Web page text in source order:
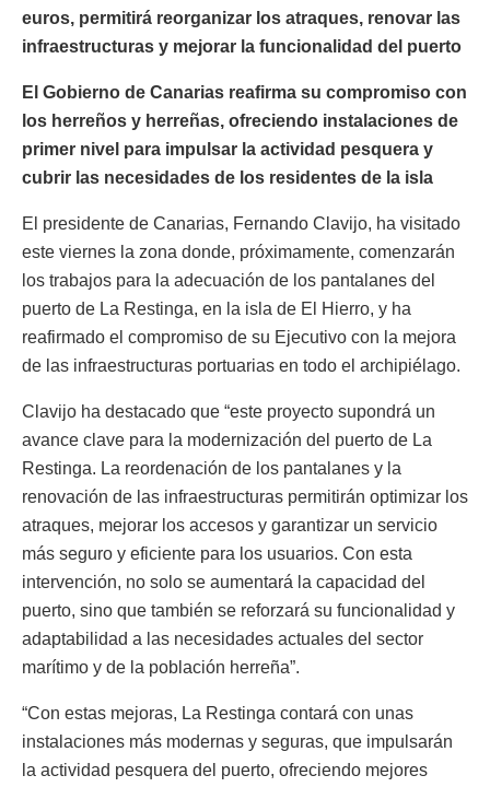
euros, permitirá reorganizar los atraques, renovar las
infraestructuras y mejorar la funcionalidad del puerto
El Gobierno de Canarias reafirma su compromiso con
los herreños y herreñas, ofreciendo instalaciones de
primer nivel para impulsar la actividad pesquera y
cubrir las necesidades de los residentes de la isla
El presidente de Canarias, Fernando Clavijo, ha visitado
este viernes la zona donde, próximamente, comenzarán
los trabajos para la adecuación de los pantalanes del
puerto de La Restinga, en la isla de El Hierro, y ha
reafirmado el compromiso de su Ejecutivo con la mejora
de las infraestructuras portuarias en todo el archipiélago.
Clavijo ha destacado que “este proyecto supondrá un
avance clave para la modernización del puerto de La
Restinga. La reordenación de los pantalanes y la
renovación de las infraestructuras permitirán optimizar los
atraques, mejorar los accesos y garantizar un servicio
más seguro y eficiente para los usuarios. Con esta
intervención, no solo se aumentará la capacidad del
puerto, sino que también se reforzará su funcionalidad y
adaptabilidad a las necesidades actuales del sector
marítimo y de la población herreña”.
“Con estas mejoras, La Restinga contará con unas
instalaciones más modernas y seguras, que impulsarán
la actividad pesquera del puerto, ofreciendo mejores